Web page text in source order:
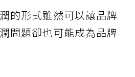
的形式雖然可以讓品牌
問題卻也可能成為品牌